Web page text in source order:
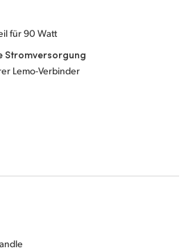
für 90 Watt
Stromversorgung
Lemo-Verbinder